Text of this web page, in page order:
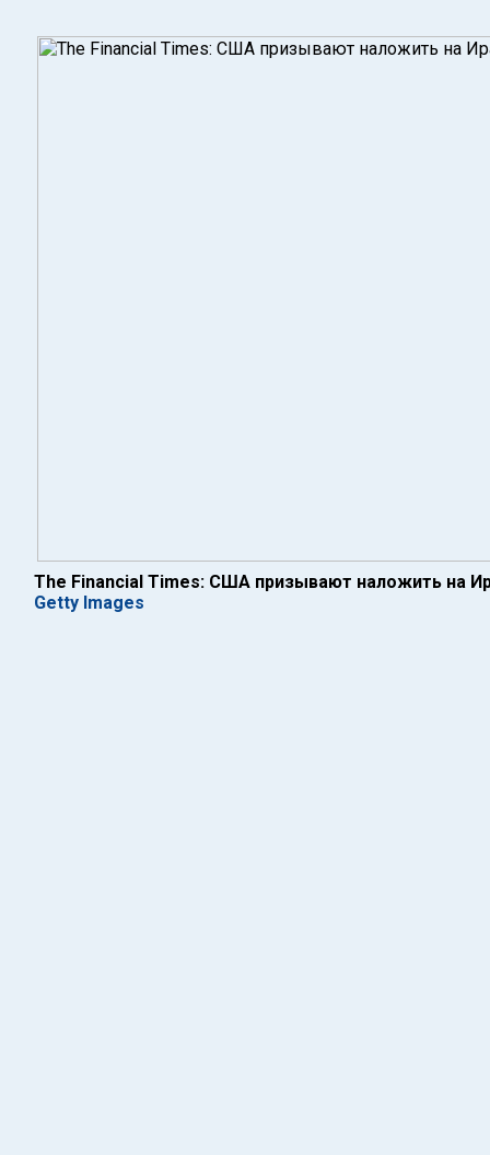
The Financial Times: США призывают наложить на
Getty Images